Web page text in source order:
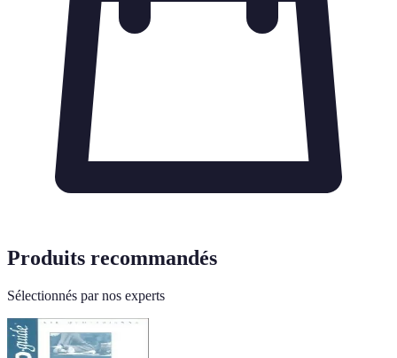
Produits recommandés
Sélectionnés par nos experts